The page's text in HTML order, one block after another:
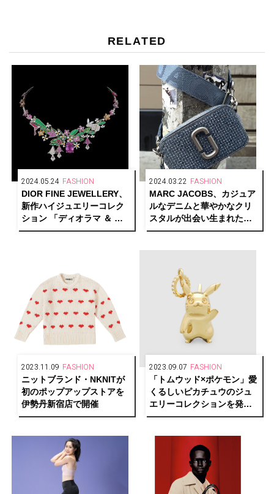
RELATED
2024.05.24 FASHION
DIOR FINE JEWELLERY、
新作ハイジュエリーコレク
ション 「ディオラマ ＆ デ
ィオリガミ」発表
2024.03.22 FASHION
MARC JACOBS、カジュア
ルなデニムと華やかなクリ
スタルが出会い生まれた
「CRYSTAL DENIM」グル
2023.11.09 FASHION
ニットブランド・NKNITが
初のポップアップストアを
伊勢丹新宿店で開催
2023.09.07 FASHION
「トムウッド×ポケモン」愛
くるしいピカチュウのジュ
エリーコレクションを発
売！